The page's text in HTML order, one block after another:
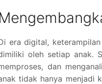
era digital,
oleh setiap anak.
dan
tidak hanya menjadi